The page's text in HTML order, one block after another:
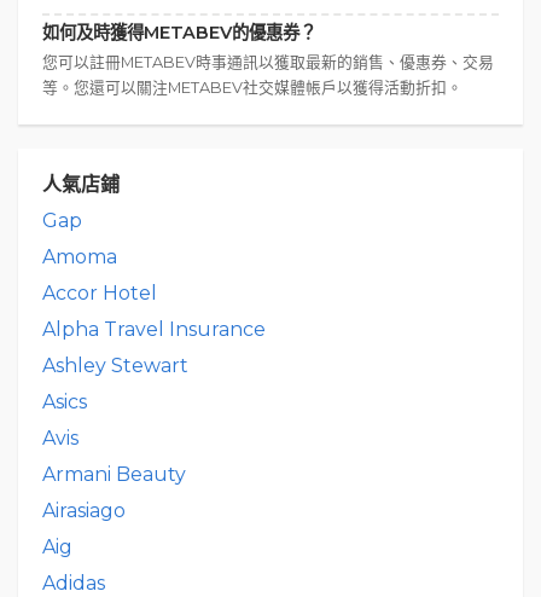
如何及時獲得METABEV的優惠券？
您可以註冊METABEV時事通訊以獲取最新的銷售、優惠券、交易
等。您還可以關注METABEV社交媒體帳戶以獲得活動折扣。
人氣店鋪
Gap
Amoma
Accor Hotel
Alpha Travel Insurance
Ashley Stewart
Asics
Avis
Armani Beauty
Airasiago
Aig
Adidas